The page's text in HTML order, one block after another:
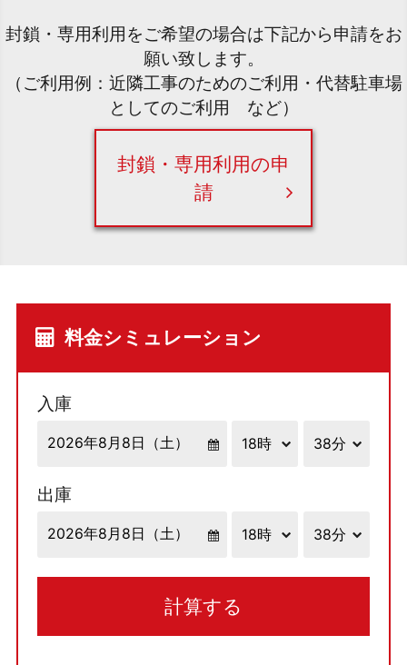
封鎖・専用利用をご希望の場合は下記から申請をお
願い致します。
（ご利用例：近隣工事のためのご利用・代替駐車場
としてのご利用 など）
封鎖・専用利用の申
請
料金シミュレーション
入庫
出庫
計算する